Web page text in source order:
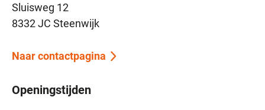
Sluisweg 12
8332 JC Steenwijk
Naar contactpagina
Openingstijden